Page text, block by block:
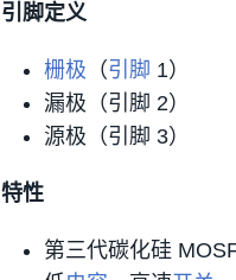
引脚定义
栅极 （引脚 1）
漏极（引脚 2）
源极（引脚 3）
特性
第三代碳化硅